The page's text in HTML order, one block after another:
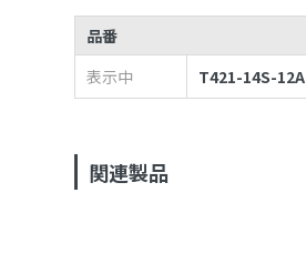
品番
表示中
T421-14S-12A
関連製品